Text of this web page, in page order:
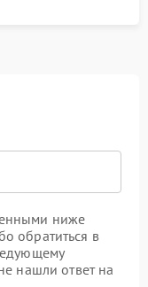
ниже
обратиться в
нашли ответ на